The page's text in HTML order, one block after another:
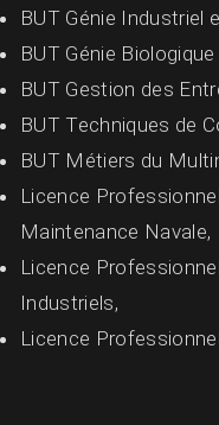
BUT Génie Industriel
BUT Génie
BUT Gestion des
BUT Techniques de
BUT Métiers du
Licence
Maintenance Navale,
Licence
Industriels,
Licence